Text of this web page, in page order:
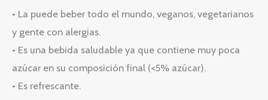
• La puede beber todo el mundo, veganos, vegetarianos
y gente con alergias.
• Es una bebida saludable ya que contiene muy poca
azúcar en su composición final (<5% azúcar).
• Es refrescante.